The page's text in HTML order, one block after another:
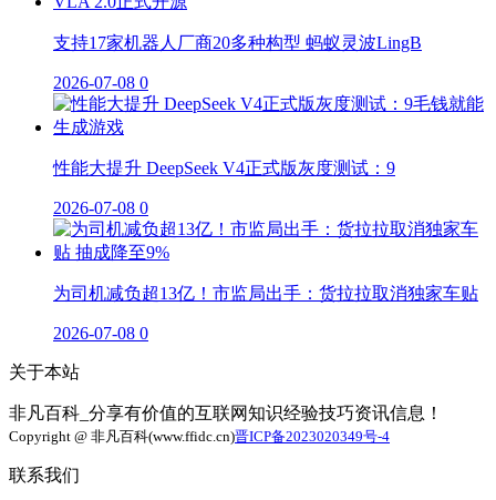
支持17家机器人厂商20多种构型 蚂蚁灵波LingB
2026-07-08 0
性能大提升 DeepSeek V4正式版灰度测试：9
2026-07-08 0
为司机减负超13亿！市监局出手：货拉拉取消独家车贴
2026-07-08 0
关于本站
非凡百科_分享有价值的互联网知识经验技巧资讯信息！
Copyright @ 非凡百科(www.ffidc.cn)晋ICP备2023020349号-4
联系我们